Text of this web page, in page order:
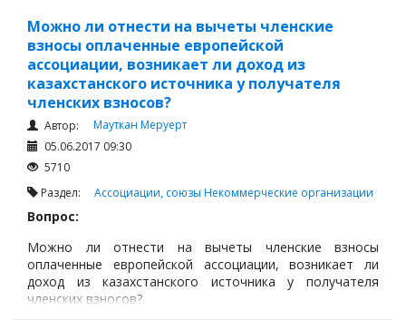
Можно ли отнести на вычеты членские
взносы оплаченные европейской
ассоциации, возникает ли доход из
казахстанского источника у получателя
членских взносов?
Автор:
Мауткан Меруерт
05.06.2017 09:30
5710
Раздел: Ассоциации, союзы Некоммерческие организации
Вопрос:
Можно ли отнести на вычеты членские взносы
оплаченные европейской ассоциации, возникает ли
доход из казахстанского источника у получателя
членских взносов?